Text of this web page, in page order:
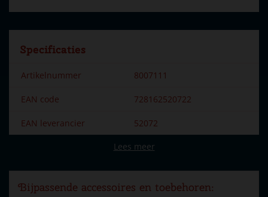
Specificaties
Artikelnummer 8007111
EAN code 728162520722
EAN leverancier 52072
Lemax
Dorpsnaam Caddington Village
Lees meer
Bijpassende accessoires en toebehoren: